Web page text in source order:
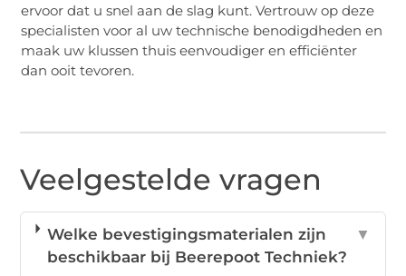
ervoor dat u snel aan de slag kunt. Vertrouw op deze
specialisten voor al uw technische benodigdheden en
maak uw klussen thuis eenvoudiger en efficiënter
dan ooit tevoren.
Veelgestelde vragen
Welke bevestigingsmaterialen zijn
beschikbaar bij Beerepoot Techniek?
▼